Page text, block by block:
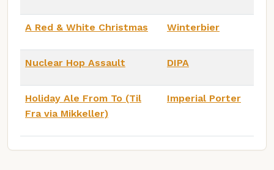
A Red & White Christmas Winterbier
Nuclear Hop Assault DIPA
Holiday Ale From To (Til
Fra via Mikkeller)
Imperial Porter